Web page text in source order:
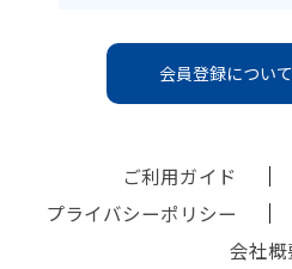
会員登録につい
ご利用ガイド
プライバシーポリシー
会社概